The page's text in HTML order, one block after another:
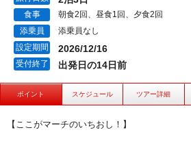
食事
朝食2回、昼食1回、夕食2回
添乗員
添乗員なし
設定期間
2026/12/16
受付終了 出発日の14日前
ポイント スケジュール ツアー詳細
【ここがマーチのいちおし！】